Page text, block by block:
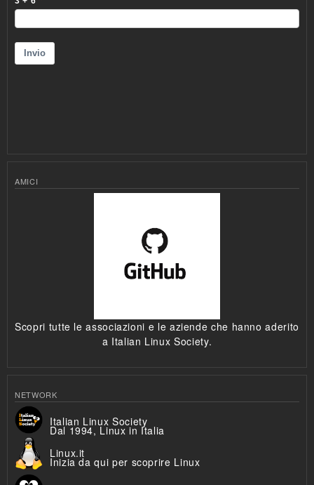
AMICI
Scopri tutte le associazioni e le aziende che hanno aderito
a Italian Linux Society.
NETWORK
Italian Linux Society
Dal 1994, Linux in Italia
Linux.it
Inizia da qui per scoprire Linux